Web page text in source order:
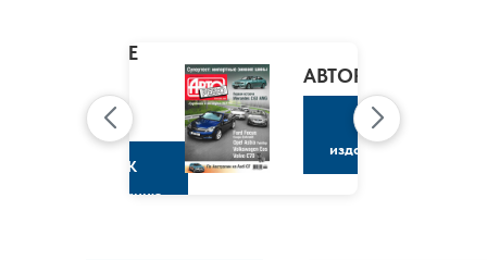
CLAIRE
МАРИ
КЛЭР
К
изданию
АВТОРЕВЮ
К
изданию